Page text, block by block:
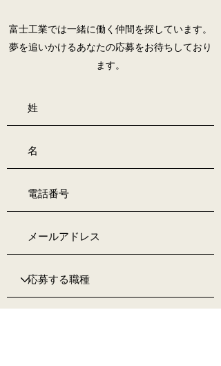
富士工業では一緒に働く仲間を探しています。
夢を追いかけるあなたの応募をお待ちしており
ます。